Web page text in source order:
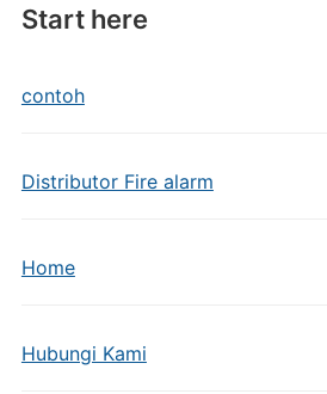
Start here
contoh
Distributor Fire alarm
Home
Hubungi Kami